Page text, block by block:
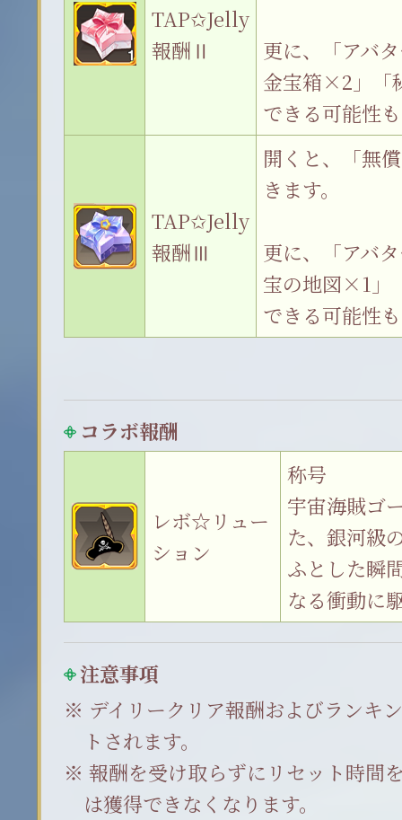
TAP✩Jelly
報酬Ⅱ
更に、「アバ
金宝箱×2」「
できる可能性
TAP✩Jelly
報酬Ⅲ
開くと、「無
きます。
更に、「アバ
宝の地図×1」
できる可能性
コラボ報酬
レボ☆リュー
ション
称号
宇宙海賊ゴ
た、銀河級
ふとした瞬
なる衝動に
注意事項
デイリークリア報酬およびランキ
トされます。
報酬を受け取らずにリセット時間
は獲得できなくなります。